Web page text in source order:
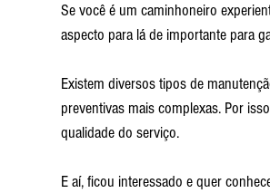
Se você é um caminhoneiro
aspecto para lá de importante para
Existem diversos tipos de
preventivas mais complexas. Por
qualidade do serviço.
E aí, ficou interessado e quer